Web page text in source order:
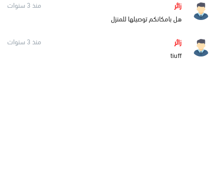
زائر
منذ 3 سنوات
هل بامكانكم توصيلها للمنزل
زائر
منذ 3 سنوات
tiuff